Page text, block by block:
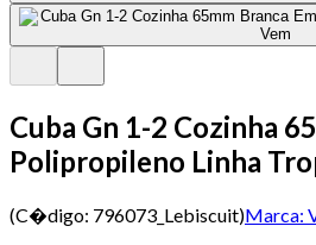
Cuba Gn 1-2 Cozinha
Polipropileno Linha
(C�digo: 796073_Lebiscuit)Marca: